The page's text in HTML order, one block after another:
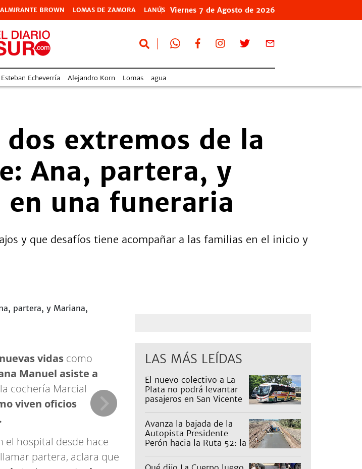
ALMIRANTE BROWN LOMAS DE ZAMORA LANÚS Viernes 7 de Agosto de 2026
Esteban Echeverría Alejandro Korn Lomas agua
extremos de la
Ana, partera, y
una funeraria
y que desafíos tiene acompañar a las familias en el inicio y
vidas como
Manuel asiste a
cochería Marcial
viven oficios
el hospital desde hace
partera, aclara que
LAS MÁS LEÍDAS
El nuevo colectivo a La
Plata no podrá levantar
pasajeros en San Vicente
Avanza la bajada de la
Autopista Presidente
Perón hacia la Ruta 52: la